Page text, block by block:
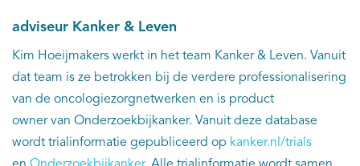
adviseur Kanker & Leven
Kim Hoeijmakers werkt in het team Kanker & Leven. Vanuit
dat team is ze betrokken bij de verdere professionalisering
van de oncologiezorgnetwerken en is product
owner van Onderzoekbijkanker. Vanuit deze database
wordt trialinformatie gepubliceerd op kanker.nl/trials